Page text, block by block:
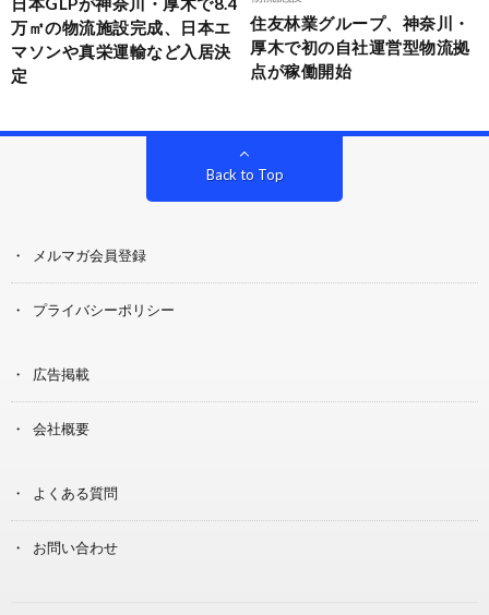
万㎡の物流施設完成、日本エ
マソンや真栄運輸など入居決
定
住友林業グループ、神奈川・
厚木で初の自社運営型物流拠
点が稼働開始
Back to Top
メルマガ会員登録
プライバシーポリシー
広告掲載
会社概要
よくある質問
お問い合わせ